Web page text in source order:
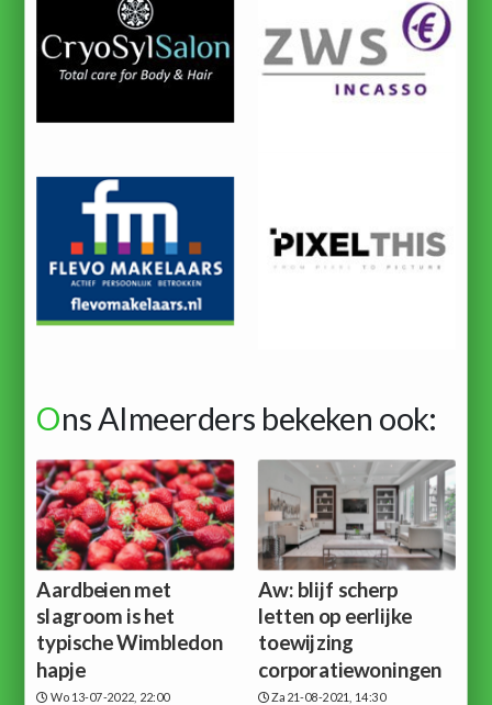
Ons Almeerders bekeken ook:
Aardbeien met
slagroom is het
typische Wimbledon
hapje
Wo 13-07-2022, 22:00
Aw: blijf scherp
letten op eerlijke
toewijzing
corporatiewoningen
Za 21-08-2021, 14:30